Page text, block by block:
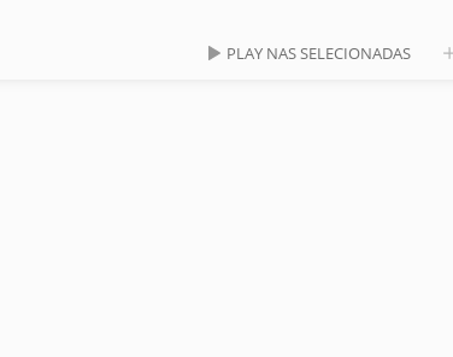
PLAY NAS SELECIONADAS